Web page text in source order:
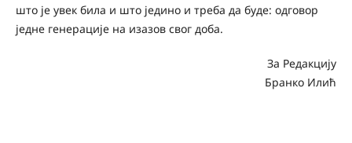
што је увек била и што једино и треба да буде: одговор
једне генерације на изазов свог доба.
За Редакцију
Бранко Илић